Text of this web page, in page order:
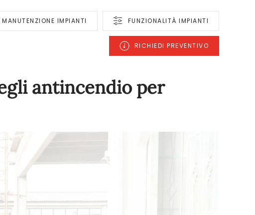
MANUTENZIONE IMPIANTI FUNZIONALITÀ IMPIANTI
RICHIEDI PREVENTIVO
antincendio per